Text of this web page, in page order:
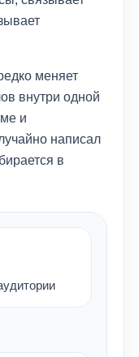
меняет
внутри одной
и
написал
в